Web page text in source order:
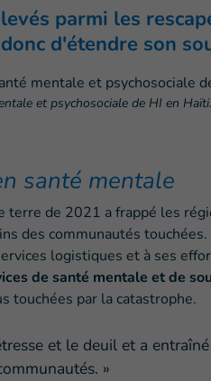
parmi les
d'étendre son
et psychosociale de HI en
santé mentale
de 2021 a frappé les
des communautés
logistiques et à ses
de santé mentale et de
touchées par la catastrophe.
et le deuil et a
»